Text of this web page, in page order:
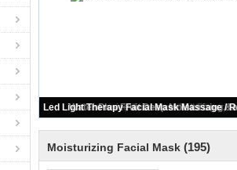
Natural Face Mud Mask For Oily
Moisturizing Facial Mask (195)